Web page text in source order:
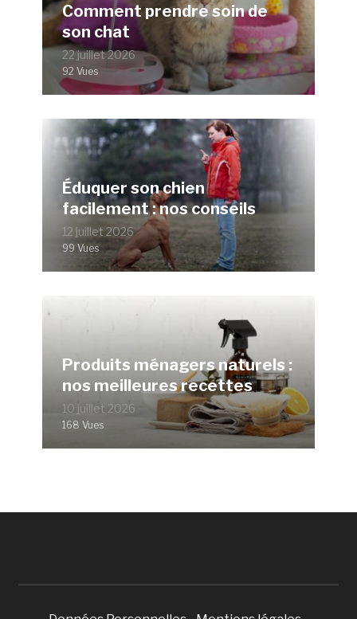
Comment prendre soin de
son chat
22 juillet 2026
92 Vues
Éduquer son chien
facilement : nos conseils
12 juillet 2026
99 Vues
Produits ménagers naturels :
nos meilleures recettes
10 juillet 2026
168 Vues